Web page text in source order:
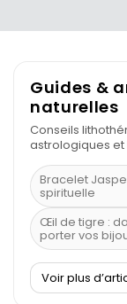
Guides &
naturelles
Conseils
astrologiques
Bracelet
spirituelle
Œil de tigre :
porter vos
À quel poignet
Découvrez le
Voir plus